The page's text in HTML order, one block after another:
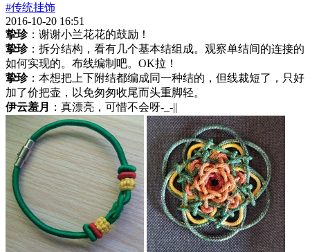
#传统挂饰
2016-10-20 16:51
挚珍：谢谢小兰花花的鼓励！
挚珍：拆分结构，看有几个基本结组成。观察单结间的连接的
如何实现的。布线编制吧。OK拉！
挚珍：本想把上下附结都编成同一种结的，但线裁短了，只好
加了价把壶，以免匆匆收尾而头重脚轻。
伊云羞月
：真漂亮，可惜不会呀-_-||